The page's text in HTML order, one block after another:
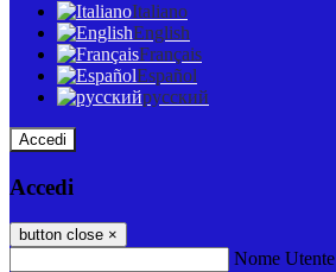
Italiano
English
Français
Español
русский
Accedi
Accedi
button close ×
Nome Utente